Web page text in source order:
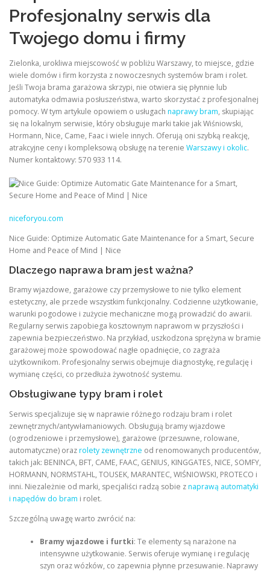
Profesjonalny serwis dla
Twojego domu i firmy
Zielonka, urokliwa miejscowość w pobliżu Warszawy, to miejsce, gdzie
wiele domów i firm korzysta z nowoczesnych systemów bram i rolet.
Jeśli Twoja brama garażowa skrzypi, nie otwiera się płynnie lub
automatyka odmawia posłuszeństwa, warto skorzystać z profesjonalnej
pomocy. W tym artykule opowiem o usługach naprawy bram, skupiając
się na lokalnym serwisie, który obsługuje marki takie jak Wiśniowski,
Hormann, Nice, Came, Faac i wiele innych. Oferują oni szybką reakcję,
atrakcyjne ceny i kompleksową obsługę na terenie Warszawy i okolic.
Numer kontaktowy: 570 933 114.
niceforyou.com
Nice Guide: Optimize Automatic Gate Maintenance for a Smart, Secure
Home and Peace of Mind | Nice
Dlaczego naprawa bram jest ważna?
Bramy wjazdowe, garażowe czy przemysłowe to nie tylko element
estetyczny, ale przede wszystkim funkcjonalny. Codzienne użytkowanie,
warunki pogodowe i zużycie mechaniczne mogą prowadzić do awarii.
Regularny serwis zapobiega kosztownym naprawom w przyszłości i
zapewnia bezpieczeństwo. Na przykład, uszkodzona sprężyna w bramie
garażowej może spowodować nagłe opadnięcie, co zagraża
użytkownikom. Profesjonalny serwis obejmuje diagnostykę, regulację i
wymianę części, co przedłuża żywotność systemu.
Obsługiwane typy bram i rolet
Serwis specjalizuje się w naprawie różnego rodzaju bram i rolet
zewnętrznych/antywłamaniowych. Obsługują bramy wjazdowe
(ogrodzeniowe i przemysłowe), garażowe (przesuwne, rolowane,
automatyczne) orazrolety zewnętrzne od renomowanych producentów,
takich jak: BENINCA, BFT, CAME, FAAC, GENIUS, KINGGATES, NICE, SOMFY,
HORMANN, NORMSTAHL, TOUSEK, MARANTEC, WIŚNIOWSKI, PROTECO i
inni. Niezależnie od marki, specjaliści radzą sobie znaprawą automatyki
i napędów do bram i rolet.
Szczególną uwagę warto zwrócić na:
Bramy wjazdowe i furtki: Te elementy są narażone na
intensywne użytkowanie. Serwis oferuje wymianę i regulację
szyn oraz wózków, co zapewnia płynne przesuwanie. Naprawy